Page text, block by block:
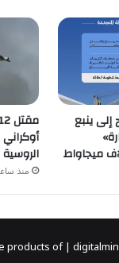
إلى ينبع
الروسية
منذ
products of |